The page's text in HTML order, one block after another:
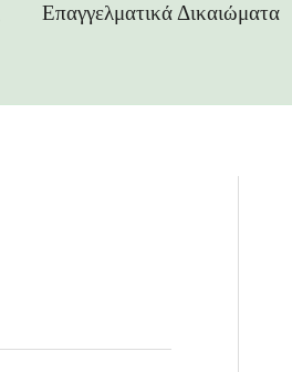
Επαγγελματικά Δικαιώματα